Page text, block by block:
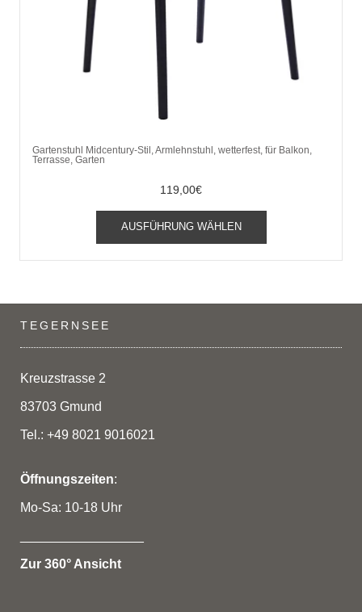
Gartenstuhl Midcentury-Stil, Armlehnstuhl, wetterfest, für Balkon,
Terrasse, Garten
119,00€
AUSFÜHRUNG WÄHLEN
Dieses
weist
mehrere
auf.
TEGERNSEE
Kreuzstrasse 2
83703 Gmund
Tel.: +49 8021 9016021
Öffnungszeiten:
Mo-Sa: 10-18 Uhr
Zur 360° Ansicht